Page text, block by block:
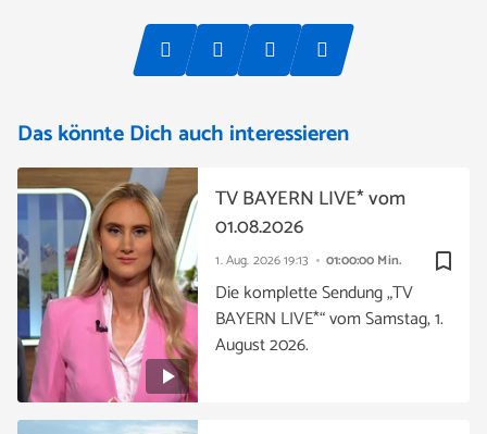
Das könnte Dich auch interessieren
bookmark_border
1. Aug. 202619:13 01:00:00 Min.
TV BAYERN LIVE* vom
01.08.2026
Die komplette Sendung „TV
BAYERN LIVE*“ vom Samstag, 1.
August 2026.